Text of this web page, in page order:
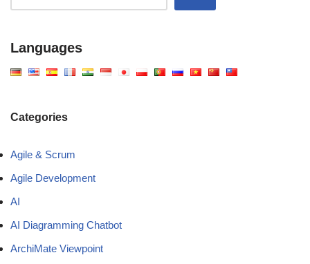
Languages
Categories
Agile & Scrum
Agile Development
AI
AI Diagramming Chatbot
ArchiMate Viewpoint